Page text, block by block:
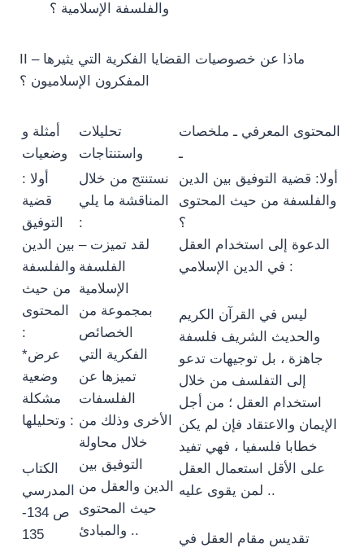
والفلسفة الإسلامية ؟
II – ماذا عن خصوصيات القضايا الفكرية التي يثيرها
المفكرون الإسلاميون ؟
أمثلة و
وضعيات
تحليلات
واستنتاجات
المحتوى المعرفي ـ ملخصات
ـ
أولا :
قضية
التوفيق
بين الدين
والفلسفة
من حيث
المحتوى
:
*عرض
وضعية
مشكلة
وتحليلها :
الكتاب
المدرسي
ص 134-
135
نستنتج من خلال
المناقشة ما يلي
:
– لقد تميزت
الفلسفة
الإسلامية
بمجموعة من
الخصائص
الفكرية التي
تميزها عن
الفلسفات
الأخرى وذلك من
خلال محاولة
التوفيق بين
الدين والعقل من
حيث المحتوى
والمبادئ ..
أولا: قضية التوفيق بين الدين
والفلسفة من حيث المحتوى
؟
الدعوة إلى استخدام العقل
في الدين الإسلامي :
ليس في القرآن الكريم
والحديث الشريف فلسفة
جاهزة ، بل توجيهات تدعو
إلى التفلسف من خلال
استخدام العقل ؛ من أجل
الإيمان والاعتقاد فإن لم يكن
خطابا فلسفيا ، فهي تفيد
على الأقل استعمال العقل
لمن يقوى عليه ..
تقديس مقام العقل في